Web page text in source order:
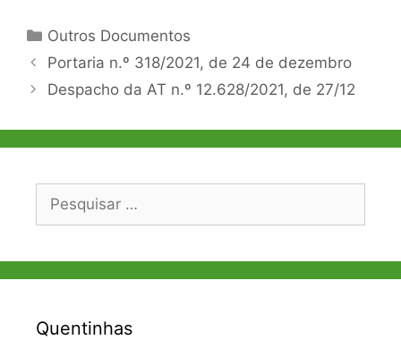
Categorias
Outros Documentos
Navegação
de
Portaria n.º 318/2021, de 24 de dezembro
Despacho da AT n.º 12.628/2021, de 27/12
Pesquisar
Quentinhas